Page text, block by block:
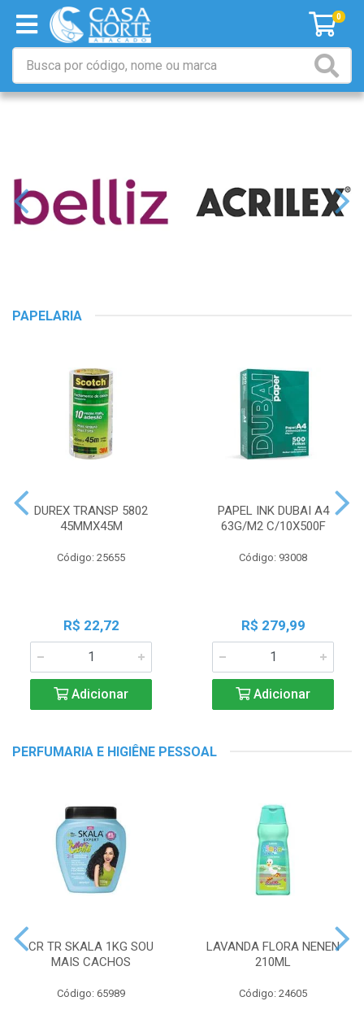
0
PAPELARIA
DUREX TRANSP 5802
45MMX45M
Código: 25655
R$ 22,72
Adicionar
PAPEL INK DUBAI A4
63G/M2 C/10X500F
Código: 93008
R$ 279,99
Adicionar
PERFUMARIA E HIGIÊNE PESSOAL
CR TR SKALA 1KG SOU
MAIS CACHOS
Código: 65989
LAVANDA FLORA NENEN
210ML
Código: 24605